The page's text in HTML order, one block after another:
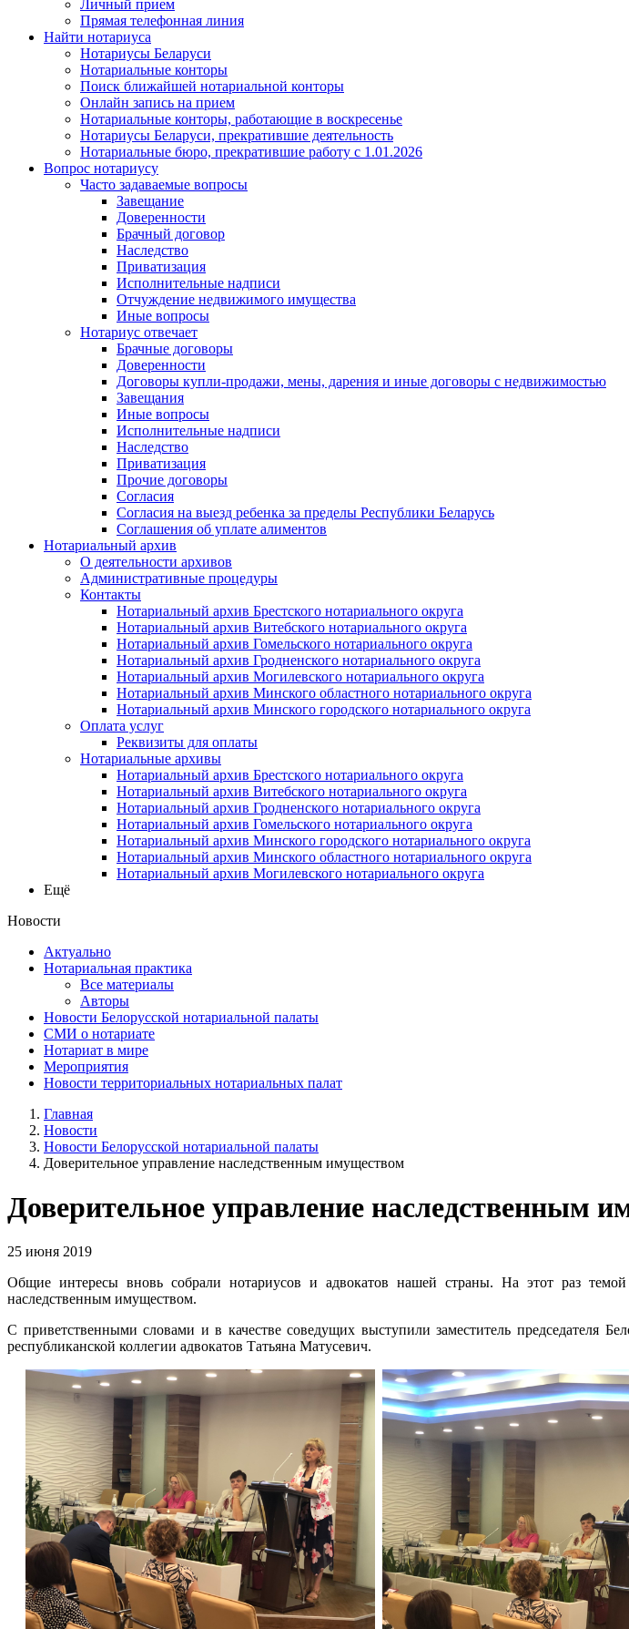
Личный прием
Прямая телефонная линия
Найти нотариуса
Нотариусы Беларуси
Нотариальные конторы
Поиск ближайшей нотариальной конторы
Онлайн запись на прием
Нотариальные конторы, работающие в воскресенье
Нотариусы Беларуси, прекратившие деятельность
Нотариальные бюро, прекратившие работу с 1.01.2026
Вопрос нотариусу
Часто задаваемые вопросы
Завещание
Доверенности
Брачный договор
Наследство
Приватизация
Исполнительные надписи
Отчуждение недвижимого имущества
Иные вопросы
Нотариус отвечает
Брачные договоры
Доверенности
Договоры купли-продажи, мены, дарения и иные договоры с недвижимостью
Завещания
Иные вопросы
Исполнительные надписи
Наследство
Приватизация
Прочие договоры
Согласия
Согласия на выезд ребенка за пределы Республики Беларусь
Соглашения об уплате алиментов
Нотариальный архив
О деятельности архивов
Административные процедуры
Контакты
Нотариальный архив Брестского нотариального округа
Нотариальный архив Витебского нотариального округа
Нотариальный архив Гомельского нотариального округа
Нотариальный архив Гродненского нотариального округа
Нотариальный архив Могилевского нотариального округа
Нотариальный архив Минского областного нотариального округа
Нотариальный архив Минского городского нотариального округа
Оплата услуг
Реквизиты для оплаты
Нотариальные архивы
Нотариальный архив Брестского нотариального округа
Нотариальный архив Витебского нотариального округа
Нотариальный архив Гродненского нотариального округа
Нотариальный архив Гомельского нотариального округа
Нотариальный архив Минского городского нотариального округа
Нотариальный архив Минского областного нотариального округа
Нотариальный архив Могилевского нотариального округа
Ещё
Новости
Актуально
Нотариальная практика
Все материалы
Авторы
Новости Белорусской нотариальной палаты
СМИ о нотариате
Нотариат в мире
Мероприятия
Новости территориальных нотариальных палат
Главная
Новости
Новости Белорусской нотариальной палаты
Доверительное управление наследственным имуществом
Доверительное управление наследственным
25 июня 2019
Общие интересы вновь собрали нотариусов и адвокатов нашей страны. На этот раз
наследственным имуществом.
С приветственными словами и в качестве соведущих выступили заместитель председателя
республиканской коллегии адвокатов Татьяна Матусевич.